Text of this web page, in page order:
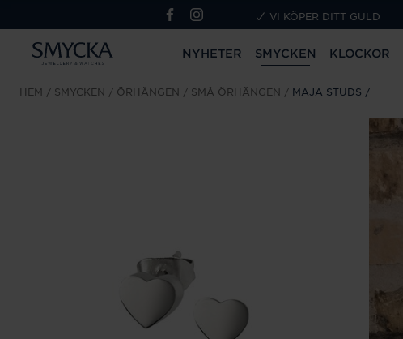
VI KÖPER DITT GULD
NYHETER SMYCKEN KLOCKOR
HEM SMYCKEN ÖRHÄNGEN SMÅ ÖRHÄNGEN MAJA STUDS